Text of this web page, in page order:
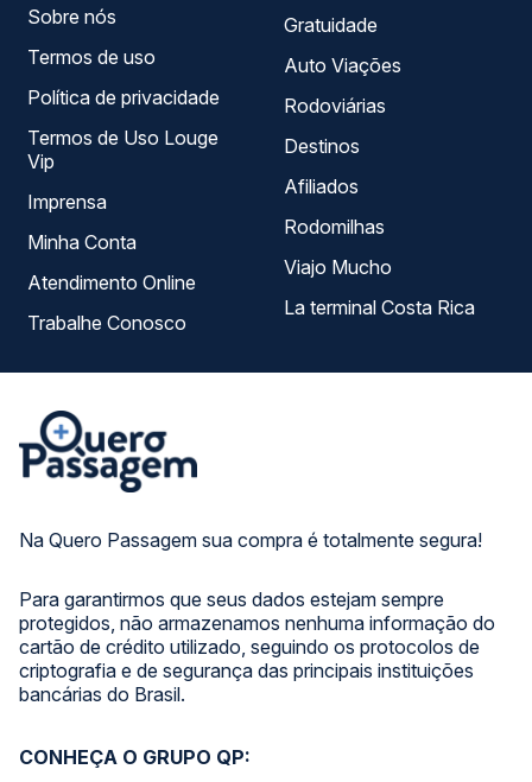
Na Quero Passagem sua compra é totalmente segura!
Para garantirmos que seus dados estejam sempre
protegidos, não armazenamos nenhuma informação do
cartão de crédito utilizado, seguindo os protocolos de
criptografia e de segurança das principais instituições
bancárias do Brasil.
Sobre nós
Termos de uso
Política de privacidade
Termos de Uso Louge
Vip
Imprensa
Minha Conta
Atendimento Online
Trabalhe Conosco
Gratuidade
Auto Viações
Rodoviárias
Destinos
Afiliados
Rodomilhas
Viajo Mucho
La terminal Costa Rica
CONHEÇA O GRUPO QP: